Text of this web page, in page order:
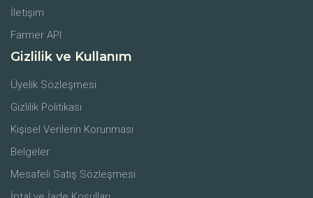
İletişim
Farmer API
Gizlilik ve Kullanım
Üyelik Sözleşmesi
Gizlilik Politikası
Kişisel Verilerin Korunması
Belgeler
Mesafeli Satış Sözleşmesi